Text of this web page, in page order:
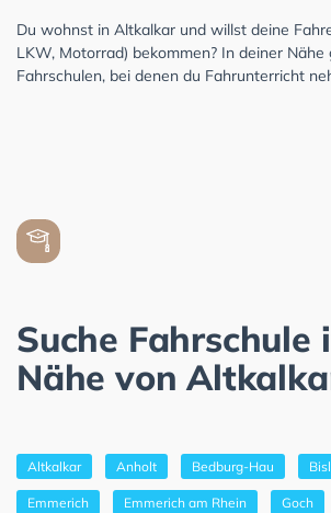
Du wohnst in Altkalkar und willst deine
LKW, Motorrad) bekommen? In deiner Nähe
Fahrschulen, bei denen du Fahrunterricht
Suche Fahrschule
Nähe von
Altkalkar Anholt Bedburg-Hau
Emmerich Emmerich am Rhein Goch